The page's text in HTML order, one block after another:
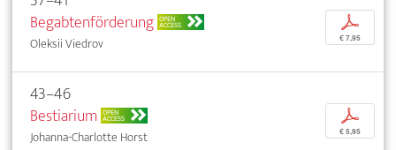
Begabtenförderung OPEN
ACCESS
Oleksii Viedrov
p
€ 7,95
43–46
Bestiarium OPEN
ACCESS
Johanna-Charlotte Horst
p
€ 5,95